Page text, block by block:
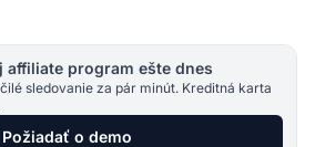
affiliate program ešte dnes
sledovanie za pár minút. Kreditná karta
Požiadať o demo